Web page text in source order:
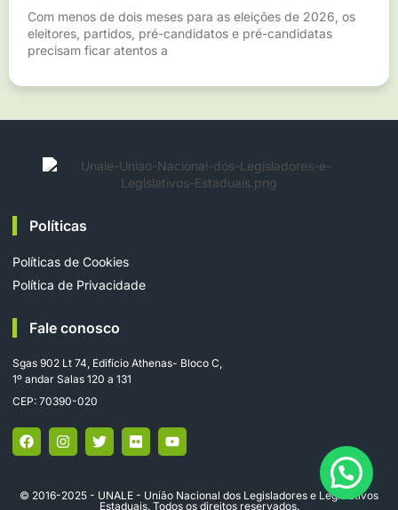
Com menos de dois meses para as eleições de 2026, os
eleitores, partidos, pré-candidatos e pré-candidatas
precisam ficar atentos a
Políticas
Políticas de Cookies
Política de Privacidade
Fale conosco
Sgas 902 Lt 74, Edifício Athenas- Bloco C,
1º andar Salas 120 a 131
CEP: 70390-020
© 2016-2025 - UNALE - União Nacional dos Legisladores e Legislativos
Estaduais. Todos os direitos reservados.